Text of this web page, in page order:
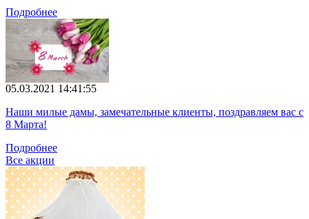
Подробнее
05.03.2021 14:41:55
Наши милые дамы, замечательные клиенты, поздравляем вас с
8 Марта!
Подробнее
Все акции